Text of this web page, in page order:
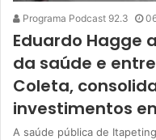
Programa Podcast 92.3
Eduardo Hagge
da saúde e
Coleta,
investimentos
A saúde pública de